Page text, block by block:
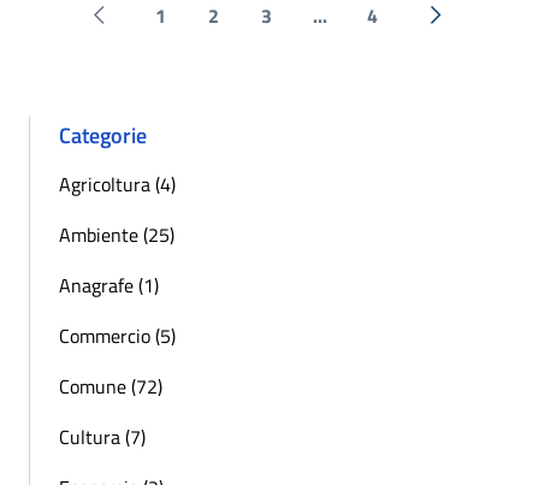
Pagina precedente
1 2 3 ... 4 Successiva
Categorie
Agricoltura (4)
Ambiente (25)
Anagrafe (1)
Commercio (5)
Comune (72)
Cultura (7)